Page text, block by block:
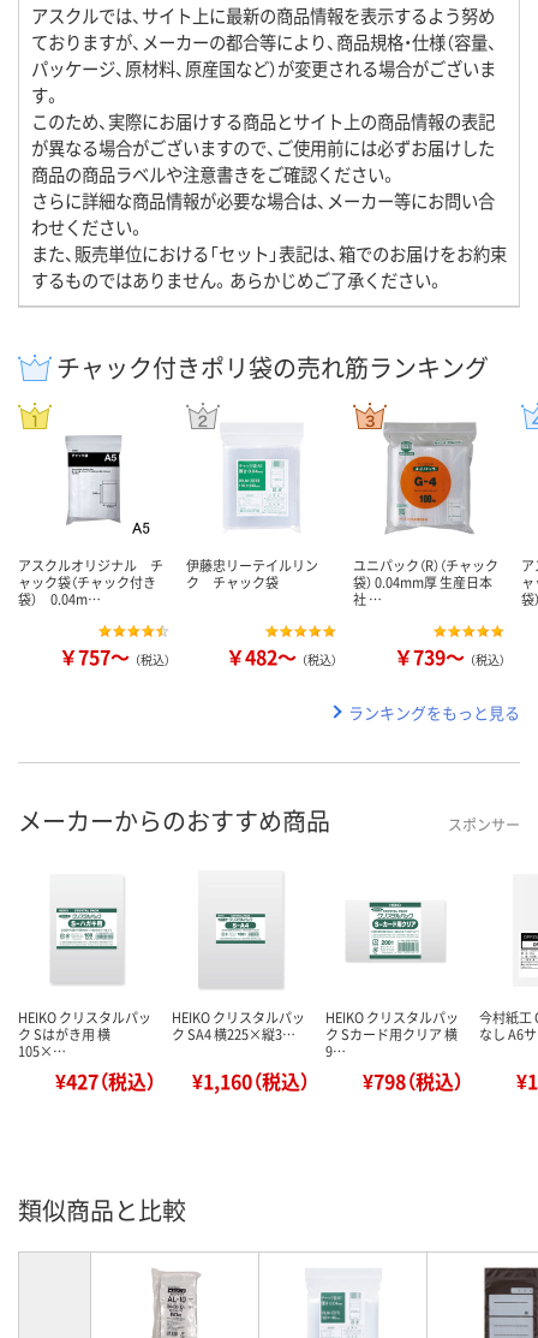
アスクルでは、サイト上に最新の商品情報を表示するよう努め
ておりますが、メーカーの都合等により、商品規格・仕様（容量、
パッケージ、原材料、原産国など）が変更される場合がございま
す。
このため、実際にお届けする商品とサイト上の商品情報の表記
が異なる場合がございますので、ご使用前には必ずお届けした
商品の商品ラベルや注意書きをご確認ください。
さらに詳細な商品情報が必要な場合は、メーカー等にお問い合
わせください。
また、販売単位における「セット」表記は、箱でのお届けをお約束
するものではありません。あらかじめご了承ください。
チャック付きポリ袋の売れ筋ランキング
アスクルオリジナル チ
ャック袋（チャック付き
袋） 0.04m…
￥757～ （税込）
伊藤忠リーテイルリン
ク チャック袋
￥482～ （税込）
ユニパック（R）（チャック
袋） 0.04mm厚 生産日本
社 …
￥739～ （税込）
ャ
ランキングをもっと見る
メーカーからのおすすめ商品 スポンサー
HEIKO クリスタルパッ
ク Sはがき用 横
105×…
¥427（税込）
HEIKO クリスタルパッ
ク SA4 横225×縦3…
¥1,160（税込）
HEIKO クリスタルパッ
ク Sカード用クリア 横
9…
¥798（税込）
今村紙工
なし A6
類似商品と比較